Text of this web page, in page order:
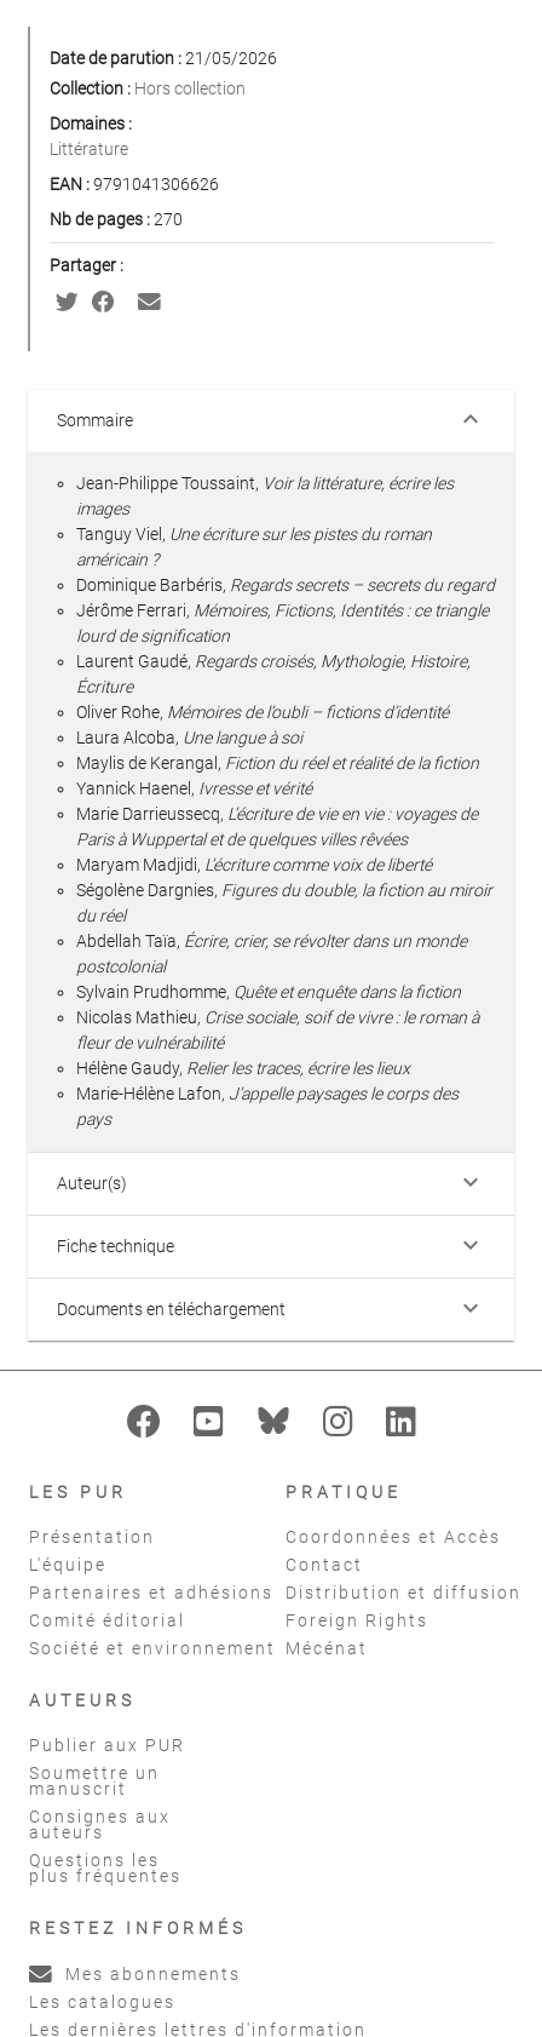
Date de parution :21/05/2026
Collection : Hors collection
Domaines :
Littérature
EAN :9791041306626
Nb de pages :270
Partager :
Sommaire keyboard_arrow_down
Jean-Philippe Toussaint, Voir la littérature, écrire les
images
Tanguy Viel, Une écriture sur les pistes du roman
américain ?
Dominique Barbéris, Regards secrets – secrets du regard
Jérôme Ferrari, Mémoires, Fictions, Identités : ce triangle
lourd de signification
Laurent Gaudé, Regards croisés, Mythologie, Histoire,
Écriture
Oliver Rohe, Mémoires de l’oubli – fictions d’identité
Laura Alcoba, Une langue à soi
Maylis de Kerangal, Fiction du réel et réalité de la fiction
Yannick Haenel, Ivresse et vérité
Marie Darrieussecq, L’écriture de vie en vie : voyages de
Paris à Wuppertal et de quelques villes rêvées
Maryam Madjidi, L’écriture comme voix de liberté
Ségolène Dargnies, Figures du double, la fiction au miroir
du réel
Abdellah Taïa, Écrire, crier, se révolter dans un monde
postcolonial
Sylvain Prudhomme, Quête et enquête dans la fiction
Nicolas Mathieu, Crise sociale, soif de vivre : le roman à
fleur de vulnérabilité
Hélène Gaudy, Relier les traces, écrire les lieux
Marie-Hélène Lafon, J’appelle paysages le corps des
pays
Auteur(s) keyboard_arrow_down
Fiche technique keyboard_arrow_down
Documents en téléchargement keyboard_arrow_down
LES PUR
Présentation
L'équipe
Partenaires et adhésions
Comité éditorial
Société et environnement
PRATIQUE
Coordonnées et Accès
Contact
Distribution et diffusion
Foreign Rights
Mécénat
AUTEURS
Publier aux PUR
Soumettre un
manuscrit
Consignes aux
auteurs
Questions les
plus fréquentes
RESTEZ INFORMÉS
Mes abonnements
Les catalogues
Les dernières lettres d'information